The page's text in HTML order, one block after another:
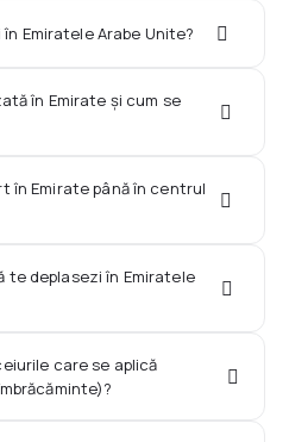
Emiratele Arabe Unite?
în Emirate și cum se
în Emirate până în centrul
te deplasezi în Emiratele
care se aplică